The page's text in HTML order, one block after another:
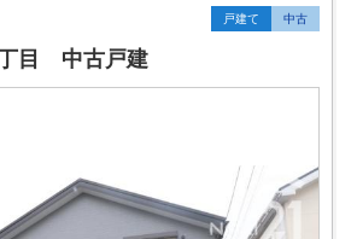
戸建て 中古
目 中古戸建